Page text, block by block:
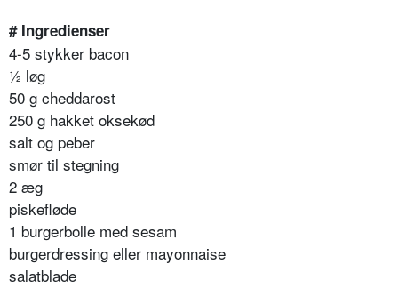
# Ingredienser
4-5 stykker bacon
½ løg
50 g cheddarost
250 g hakket oksekød
salt og peber
smør til stegning
2 æg
piskefløde
1 burgerbolle med sesam
burgerdressing eller mayonnaise
salatblade